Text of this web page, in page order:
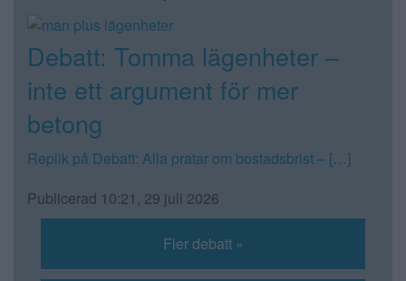
Debatt: Tomma lägenheter –
inte ett argument för mer
betong
Replik på Debatt: Alla pratar om bostadsbrist – […]
Publicerad 10:21, 29 juli 2026
Fler debatt »